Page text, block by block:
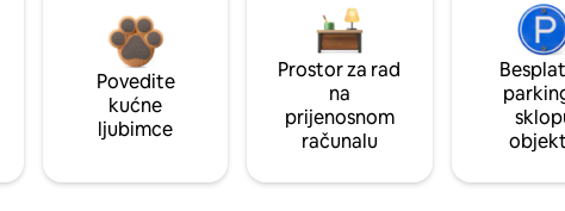
Povedite
kućne
ljubimce
Prostor za rad
na
prijenosnom
računalu